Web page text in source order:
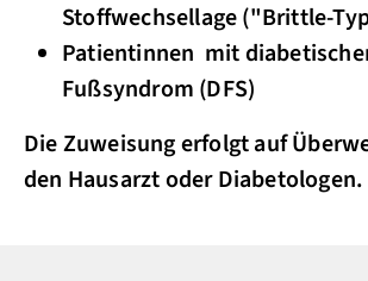
Stoffwechsellage ("Brittle-
Patientinnen mit
Fußsyndrom (DFS)
Die Zuweisung erfolgt auf
den Hausarzt oder Diabetologen.